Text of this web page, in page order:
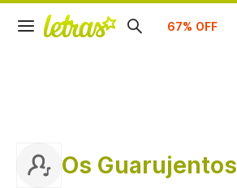
Suscríbete
Os Guarujentos